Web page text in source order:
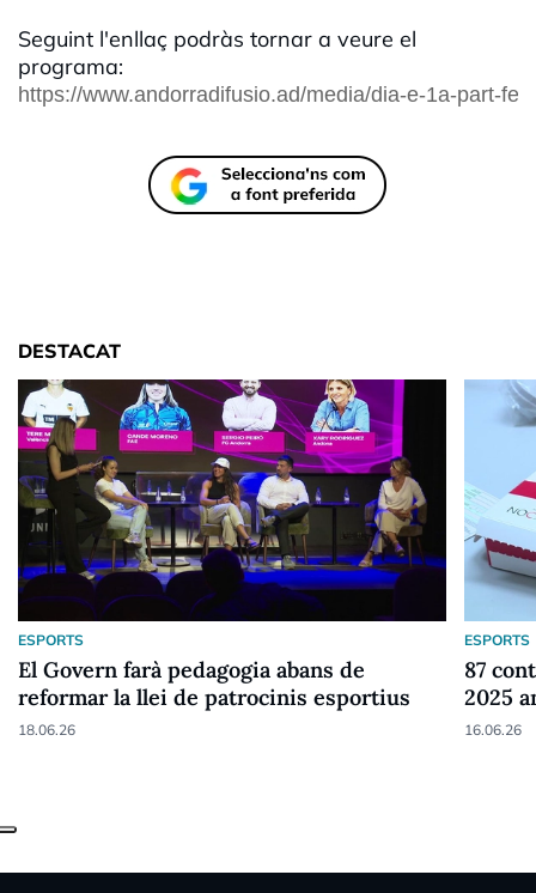
Seguint l'enllaç podràs tornar a veure el
programa:
https://www.andorradifusio.ad/media/dia-e-1a-part-
DESTACAT
ESPORTS
El Govern farà pedagogia abans de
reformar la llei de patrocinis esportius
18.06.26
ESPORTS
87
2025
16.06.26